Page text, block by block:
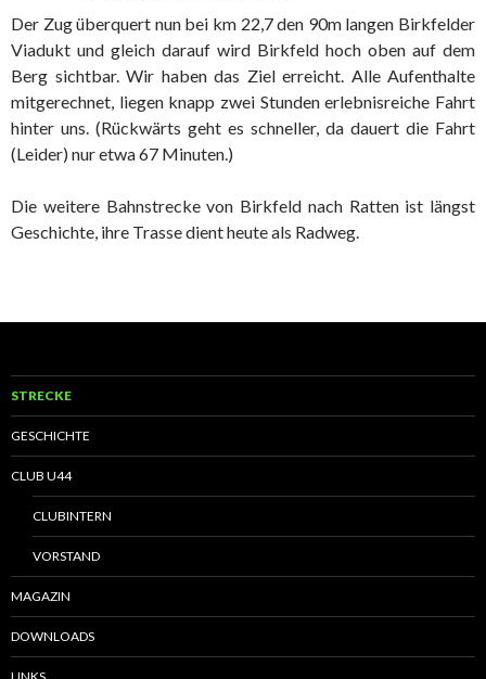
Der Zug überquert nun bei km 22,7 den 90m langen Birkfelder
Viadukt und gleich darauf wird Birkfeld hoch oben auf dem
Berg sichtbar. Wir haben das Ziel erreicht. Alle Aufenthalte
mitgerechnet, liegen knapp zwei Stunden erlebnisreiche Fahrt
hinter uns. (Rückwärts geht es schneller, da dauert die Fahrt
(Leider) nur etwa 67 Minuten.)
Die weitere Bahnstrecke von Birkfeld nach Ratten ist längst
Geschichte, ihre Trasse dient heute als Radweg.
STRECKE
GESCHICHTE
CLUB U44
CLUBINTERN
VORSTAND
MAGAZIN
DOWNLOADS